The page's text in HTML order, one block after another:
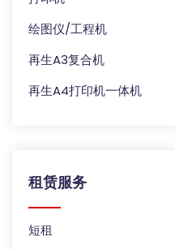
绘图仪/工程机
再生A3复合机
再生A4打印机一体机
租赁服务
短租